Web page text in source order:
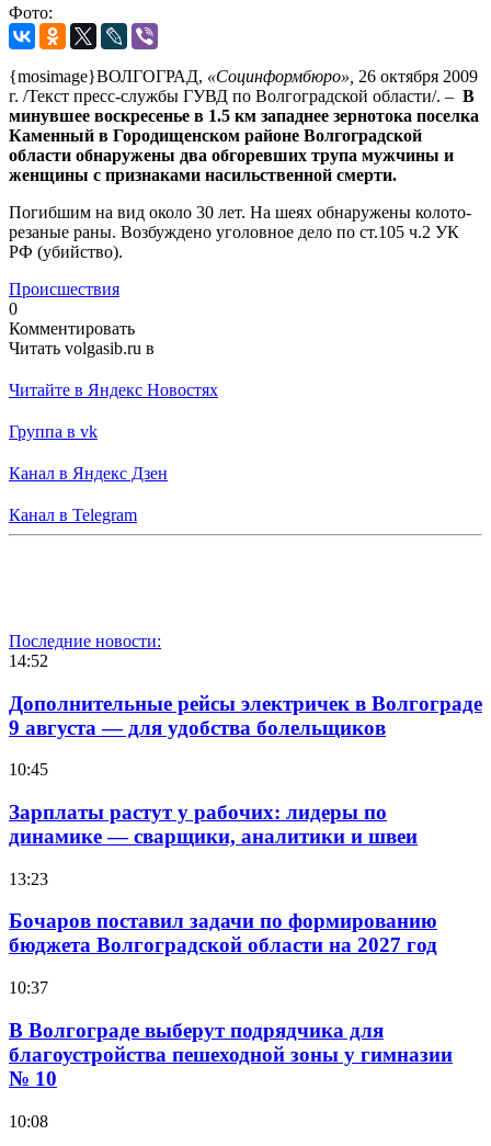
Фото:
{mosimage}ВОЛГОГРАД, «Социнформбюро», 26 октября 2009
г. /Текст пресс-службы ГУВД по Волгоградской области/. – В
минувшее воскресенье в 1.5 км западнее зернотока поселка
Каменный в Городищенском районе Волгоградской
области обнаружены два обгоревших трупа мужчины и
женщины с признаками насильственной смерти.
Погибшим на вид около 30 лет. На шеях обнаружены колото-
резаные раны. Возбуждено уголовное дело по ст.105 ч.2 УК
РФ (убийство).
Происшествия
0
Комментировать
Читать volgasib.ru в
Читайте в Яндекс Новостях
Группа в vk
Канал в Яндекс Дзен
Канал в Telegram
Последние новости:
14:52
Дополнительные рейсы электричек в Волгограде
9 августа — для удобства болельщиков
10:45
Зарплаты растут у рабочих: лидеры по
динамике — сварщики, аналитики и швеи
13:23
Бочаров поставил задачи по формированию
бюджета Волгоградской области на 2027 год
10:37
В Волгограде выберут подрядчика для
благоустройства пешеходной зоны у гимназии
№ 10
10:08